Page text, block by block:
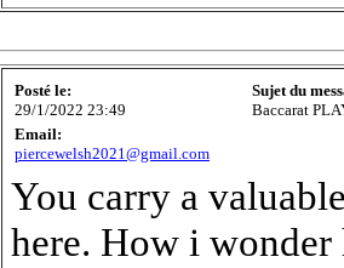
Posté le:
29/1/2022 23:49
Sujet du
Baccarat
Email:
piercewelsh2021@gmail.com
You carry a
here. How i wonder